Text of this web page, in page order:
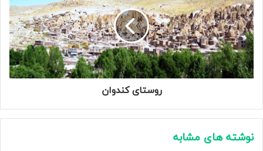
روستای کندوان
نوشته های مشابه